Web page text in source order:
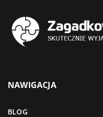
NAWIGACJA
BLOG